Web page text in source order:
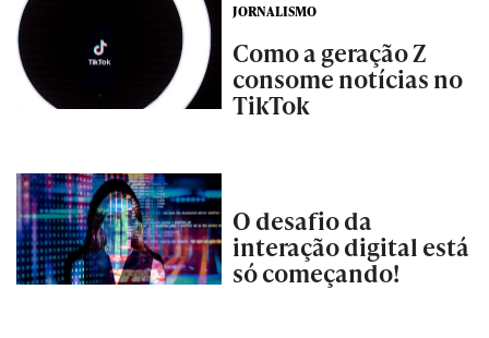
JORNALISMO
Como a geração Z
consome notícias no
TikTok
O desafio da
interação digital está
só começando!